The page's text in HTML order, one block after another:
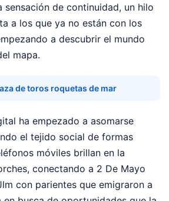
sensación de continuidad, un hilo
a los que ya no están con los
a descubrir el mundo
mapa.
de toros roquetas de mar
ha empezado a asomarse
el tejido social de formas
móviles brillan en la
conectando a 2 De Mayo
con parientes que emigraron a